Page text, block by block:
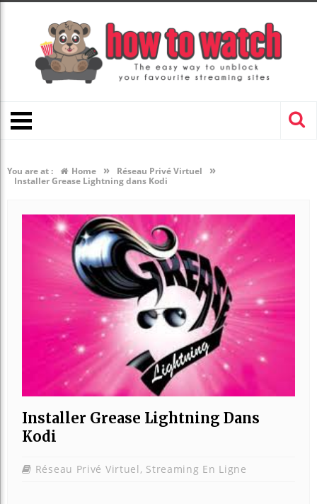
You are at : Home » Réseau Privé Virtuel »
Installer Grease Lightning dans Kodi
Installer Grease Lightning Dans
Kodi
Réseau Privé Virtuel, Streaming En Ligne